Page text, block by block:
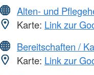
Alten- und
Karte: Link zur
Bereitschaften /
Karte: Link zur